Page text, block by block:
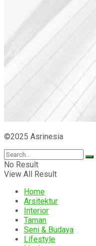
©2025 Asrinesia
No Result
View All Result
Home
Arsitektur
Interior
Taman
Seni & Budaya
Lifestyle